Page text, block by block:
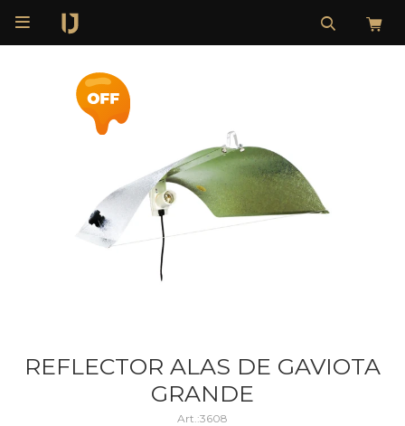

REFLECTOR ALAS DE GAVIOTA
GRANDE
3608